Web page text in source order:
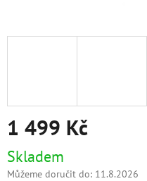
1 499 Kč
Měrná
cena:
Skladem
Můžeme doručit do: 11.8.2026